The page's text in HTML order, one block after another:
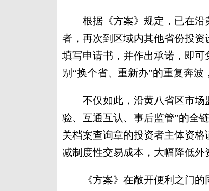
根据《方案》规定，已在沿
者，再次到区域内其他省份投
填写申请书，并作出承诺，即
别“换个省、重新办”的重复奔波
不仅如此，沿黄八省区市场
验、互通互认、事后监管”的全
关档案查询章的投资者主体资
减制度性交易成本，大幅降低外
《方案》在敞开便利之门的